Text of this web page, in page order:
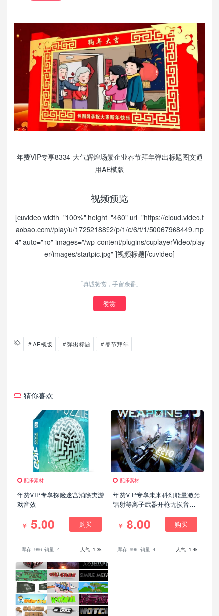
年费VIP专享8334-大气辉煌场景企业春节拜年弹出标题图文通
用AE模版
视频预览
[cuvideo width="100%" height="460" url="https://cloud.video.t
aobao.com//play/u/1725218892/p/1/e/6/t/1/50067968449.mp
4" auto="no" images="/wp-content/plugins/cuplayerVideo/play
er/images/startpic.jpg" ]视频标题[/cuvideo]
「真诚赞赏，手留余香」
赞赏
AE模版 弹出标题 春节拜年
猜你喜欢
配乐素材
年费VIP专享探险迷宫消除类游
戏音效
5.00 购买
库存: 996 销量: 4 人气: 1.3k
配乐素材
年费VIP专享未来科幻能量激光
镭射等离子武器开枪无损音效
8.00 购买
库存: 996 销量: 4 人气: 1.4k